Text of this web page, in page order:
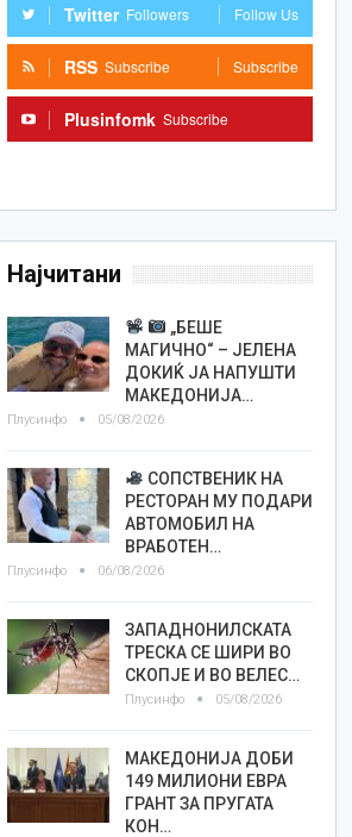
Twitter Followers Follow Us
RSS Subscribe Subscribe
Plusinfomk Subscribe
Најчитани
„БЕШЕ
МАГИЧНО“ – ЈЕЛЕНА
ДОКИЌ ЈА НАПУШТИ
МАКЕДОНИЈА…
Плусинфо 05/08/2026
СОПСТВЕНИК НА
РЕСТОРАН МУ ПОДАРИ
АВТОМОБИЛ НА
ВРАБОТЕН…
Плусинфо 06/08/2026
ЗАПАДНОНИЛСКАТА
ТРЕСКА СЕ ШИРИ ВО
СКОПЈЕ И ВО ВЕЛЕС…
Плусинфо 05/08/2026
МАКЕДОНИЈА ДОБИ
149 МИЛИОНИ ЕВРА
ГРАНТ ЗА ПРУГАТА
КОН…